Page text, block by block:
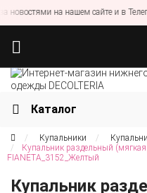
на нашем сайте и в
Каталог
Купальники
Купальник раздельный
FIANETA_3152_Желтый
Купальник